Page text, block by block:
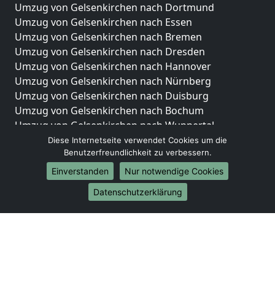
Umzug von Gelsenkirchen nach Dortmund
Umzug von Gelsenkirchen nach Essen
Umzug von Gelsenkirchen nach Bremen
Umzug von Gelsenkirchen nach Dresden
Umzug von Gelsenkirchen nach Hannover
Umzug von Gelsenkirchen nach Nürnberg
Umzug von Gelsenkirchen nach Duisburg
Umzug von Gelsenkirchen nach Bochum
Umzug von Gelsenkirchen nach Wuppertal
Umzug von Gelsenkirchen nach Bielefeld
Umzug von Gelsenkirchen nach Bonn
Umzug von Gelsenkirchen nach Münster
Internationale-Umzüge
Umzug von Gelsenkirchen nach Brasilien
Diese Internetseite verwendet Cookies um die
Benutzerfreundlichkeit zu verbessern.
Einverstanden
Nur notwendige Cookies
Datenschutzerklärung